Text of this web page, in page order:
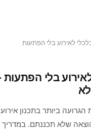
לאירוע בלי הפתעות
לאירוע בלי
ביותר בתכנון
שלא תכננתם. במדריך